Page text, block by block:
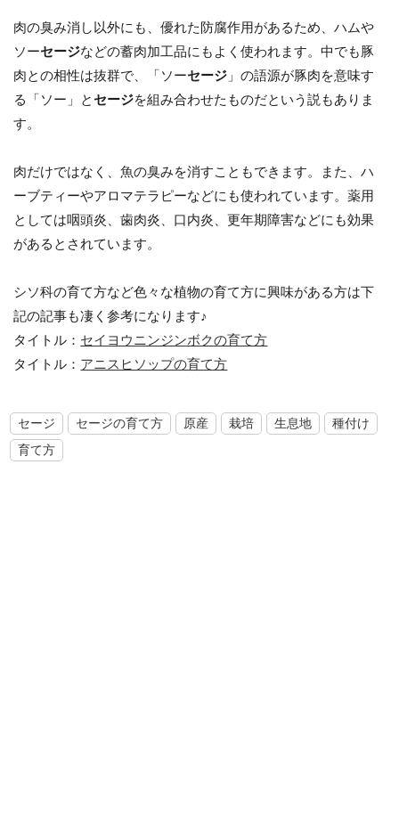
肉の臭み消し以外にも、優れた防腐作用があるため、ハムや
ソーセージなどの蓄肉加工品にもよく使われます。中でも豚
肉との相性は抜群で、「ソーセージ 」の語源が豚肉を意味す
る「ソー」と セージを組み合わせたものだという説もありま
す。
肉だけではなく、魚の臭みを消すこともできます。また、ハ
ーブティーやアロマテラピーなどにも使われています。薬用
としては咽頭炎、歯肉炎、口内炎、更年期障害などにも効果
があるとされています。
シソ科の育て方など色々な植物の育て方に興味がある方は下
記の記事も凄く参考になります♪
タイトル： セイヨウニンジンボクの育て方
タイトル： アニスヒソップの育て方
セージ セージの育て方 原産 栽培 生息地
種付け
育て方